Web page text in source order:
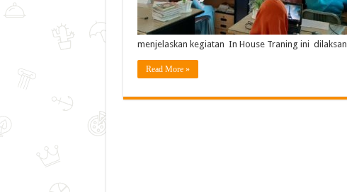
menjelaskan kegiatan In House Traning ini
Read More »